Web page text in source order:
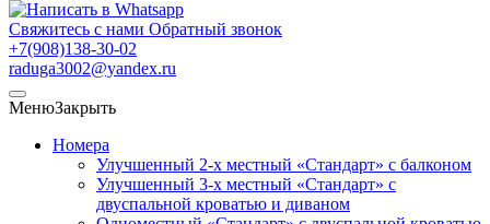
Свяжитесь с нами Обратный звонок
+7(908)138-30-02
raduga3002@yandex.ru
МенюЗакрыть
Номера
Улучшенный 2-х местный «Стандарт» с балконом
Улучшенный 3-х местный «Стандарт» с
двуспальной кроватью и диваном